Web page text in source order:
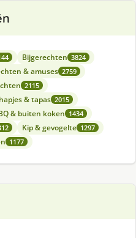
Bijgerechten 3824
& amuses 2759
2115
& tapas 2015
& buiten koken 1434
Kip & gevogelte 1297
1177